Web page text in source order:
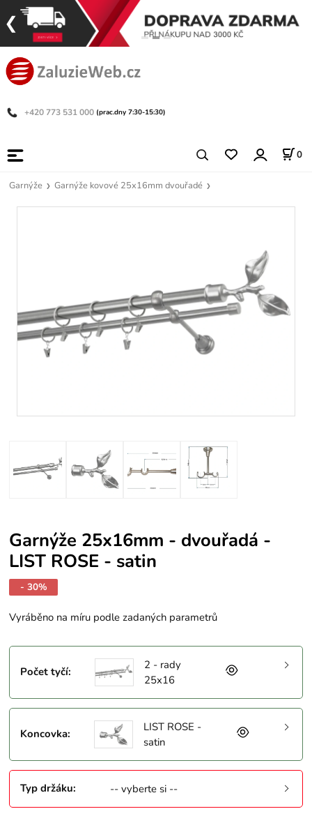
+420 773 531 000 (prac.dny 7:30-15:30)
0
Garnýže Garnýže kovové 25x16mm dvouřadé
Garnýže 25x16mm - dvouřadá -
LIST ROSE - satin
- 30%
Vyráběno na míru podle zadaných parametrů
Počet tyčí:
2 - rady
25x16
Koncovka:
LIST ROSE -
satin
Typ držáku: -- vyberte si --